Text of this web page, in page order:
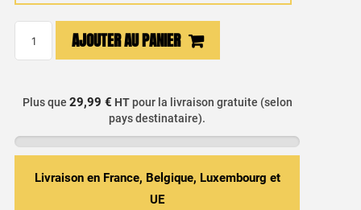
Splash
AJOUTER AU PANIER
Plus que 29,99 € HTpour la livraison gratuite (selon
pays destinataire).
Livraison en France, Belgique, Luxembourg et
UE